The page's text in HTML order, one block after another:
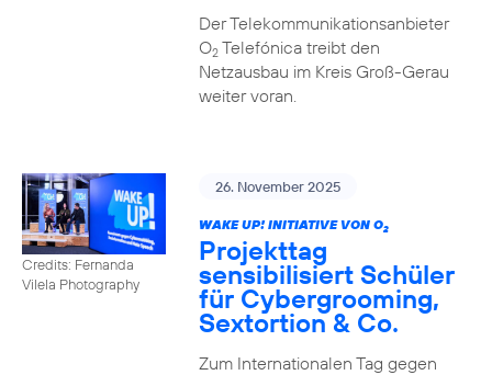
Der Telekommunikationsanbieter
O2Telefónica treibt den
Netzausbau im Kreis Groß-Gerau
weiter voran.
Credits: Fernanda
Vilela Photography
26. November 2025
WAKE UP! INITIATIVE VON O2
Projekttag
sensibilisiert Schüler
für Cybergrooming,
Sextortion & Co.
Zum Internationalen Tag gegen